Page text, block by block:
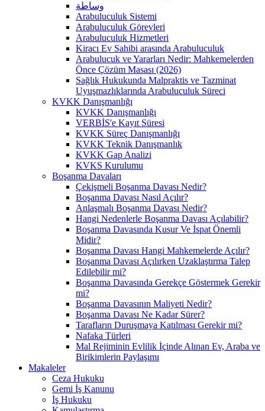
وساطة
Arabuluculuk Sistemi
Arabuluculuk Görevleri
Arabuluculuk Hizmetleri
Kiracı Ev Sahibi arasında Arabuluculuk
Arabulucuk ve Yararları Nedir: Mahkemelerden
Önce Çözüm Masası (2026)
Sağlık Hukukunda Malpraktis ve Tazminat
Uyuşmazlıklarında Arabuluculuk Süreci
KVKK Danışmanlığı
KVKK Danışmanlığı
VERBİS'e Kayıt Süresi
KVKK Süreç Danışmanlığı
KVKK Teknik Danışmanlık
KVKK Gap Analizi
KVKS Kurulumu
Boşanma Davaları
Çekişmeli Boşanma Davası Nedir?
Boşanma Davası Nasıl Açılır?
Anlaşmalı Boşanma Davası Nedir?
Hangi Nedenlerle Boşanma Davası Açılabilir?
Boşanma Davasında Kusur Ve İspat Önemli
Midir?
Boşanma Davası Hangi Mahkemelerde Açılır?
Boşanma Davası Açılırken Uzaklaştırma Talep
Edilebilir mi?
Boşanma Davasında Gerekçe Göstermek Gerekir
mi?
Boşanma Davasının Maliyeti Nedir?
Boşanma Davası Ne Kadar Sürer?
Tarafların Duruşmaya Katılması Gerekir mi?
Nafaka Türleri
Mal Rejiminin Evlilik İçinde Alınan Ev, Araba ve
Birikimlerin Paylaşımı
Makaleler
Ceza Hukuku
Gemi İş Kanunu
İş Hukuku